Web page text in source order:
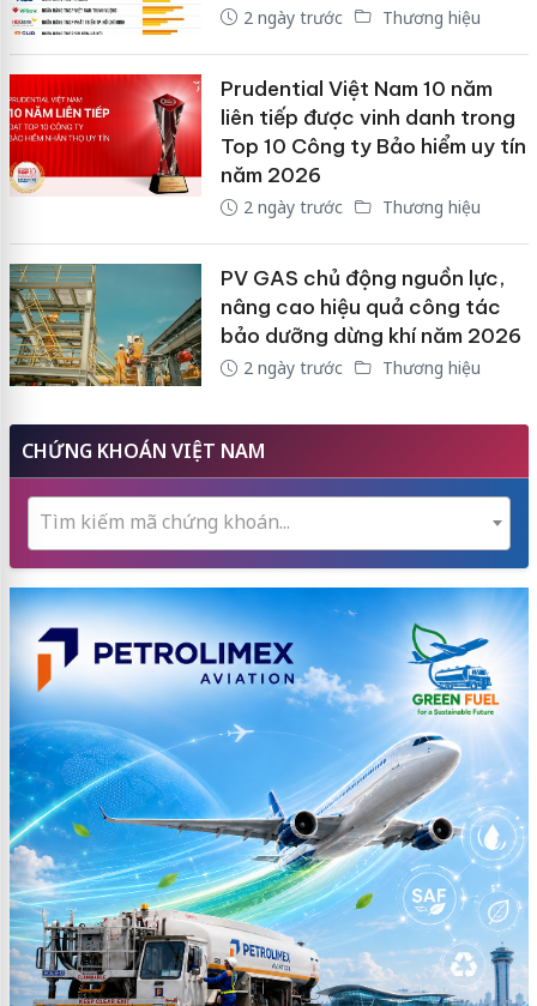
2 ngày trước Thương hiệu
Prudential Việt Nam 10 năm
liên tiếp được vinh danh trong
Top 10 Công ty Bảo hiểm uy tín
năm 2026
2 ngày trước Thương hiệu
PV GAS chủ động nguồn lực,
nâng cao hiệu quả công tác
bảo dưỡng dừng khí năm 2026
2 ngày trước Thương hiệu
CHỨNG KHOÁN VIỆT NAM
Tìm kiếm mã chứng khoán...